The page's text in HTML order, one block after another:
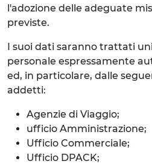
l'adozione delle adeguate
previste.
I suoi dati saranno trattati
personale espressamente
ed, in particolare, dalle
addetti:
Agenzie di Viaggio;
ufficio Amministrazione;
Ufficio Commerciale;
Ufficio DPACK;